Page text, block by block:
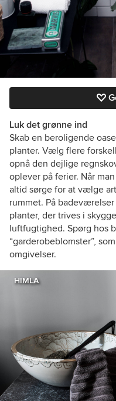
Luk det grønne ind
Skab en beroligende
planter. Vælg flere
opnå den dejlige
oplever på ferier. Når
altid sørge for at vælge
rummet. På
planter, der trives i
luftfugtighed. Spørg hos
“garderobeblomster”,
omgivelser.
HIMLA